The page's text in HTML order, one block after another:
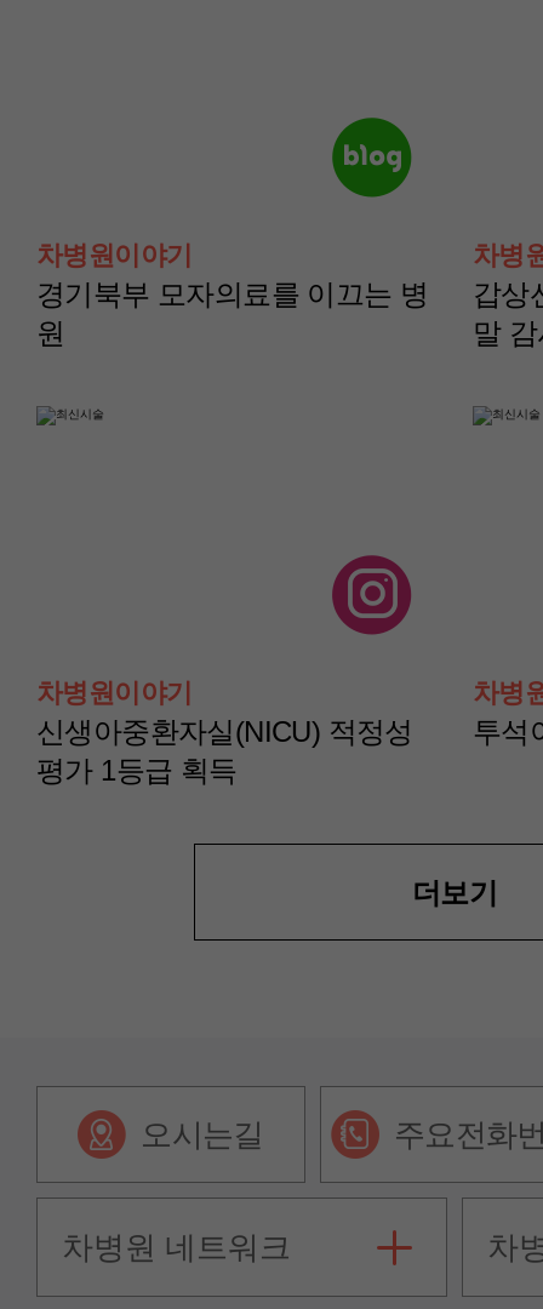
터)
윤보성 교수
산부인과(부인종
채수현 교수
이지현 교수
산부인과(부인종
이아진 교수
차병원이야기
경기북부 모자의료를 이끄는 병
원
차병
갑상
말
차병원이야기
신생아중환자실(NICU) 적정성
평가 1등급 획득
차병
투석
더보기
오시는길 주요전화
차병원 네트워크 차